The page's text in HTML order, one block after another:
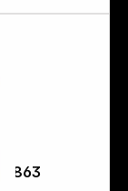
FANTEC 2,5" HDD Protecting Sleeve 1863